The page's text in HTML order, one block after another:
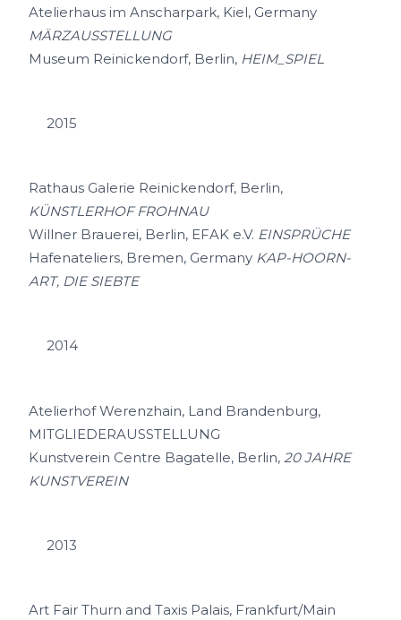
Atelierhaus im Anscharpark, Kiel, Germany
MÄRZAUSSTELLUNG
Museum Reinickendorf, Berlin, HEIM_SPIEL
2015
Rathaus Galerie Reinickendorf, Berlin,
KÜNSTLERHOF FROHNAU
Willner Brauerei, Berlin, EFAK e.V. EINSPRÜCHE
Hafenateliers, Bremen, Germany KAP-HOORN-
ART, DIE SIEBTE
2014
Atelierhof Werenzhain, Land Brandenburg,
MITGLIEDERAUSSTELLUNG
Kunstverein Centre Bagatelle, Berlin, 20 JAHRE
KUNSTVEREIN
2013
Art Fair Thurn and Taxis Palais, Frankfurt/Main